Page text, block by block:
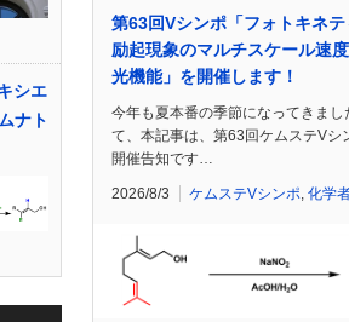
シエ
ナト
第63回Vシンポ「フォトキネテ
励起現象のマルチスケール速
光機能」を開催します！
今年も夏本番の季節になってきま
て、本記事は、第63回ケムステVシ
開催告知です…
2026/8/3 ケムステVシンポ 化学